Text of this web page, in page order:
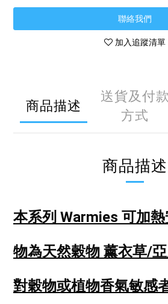
聯絡我們
加入追蹤清單
商品描述
送貨及付款
方式
商品描述
本系列 Warmies 可加
物為天然穀物 薰衣草/
對穀物或植物香氣敏感